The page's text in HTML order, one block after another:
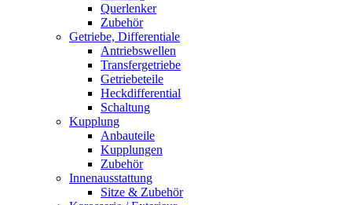
Querlenker
Zubehör
Getriebe, Differentiale
Antriebswellen
Transfergetriebe
Getriebeteile
Heckdifferential
Schaltung
Kupplung
Anbauteile
Kupplungen
Zubehör
Innenausstattung
Sitze & Zubehör